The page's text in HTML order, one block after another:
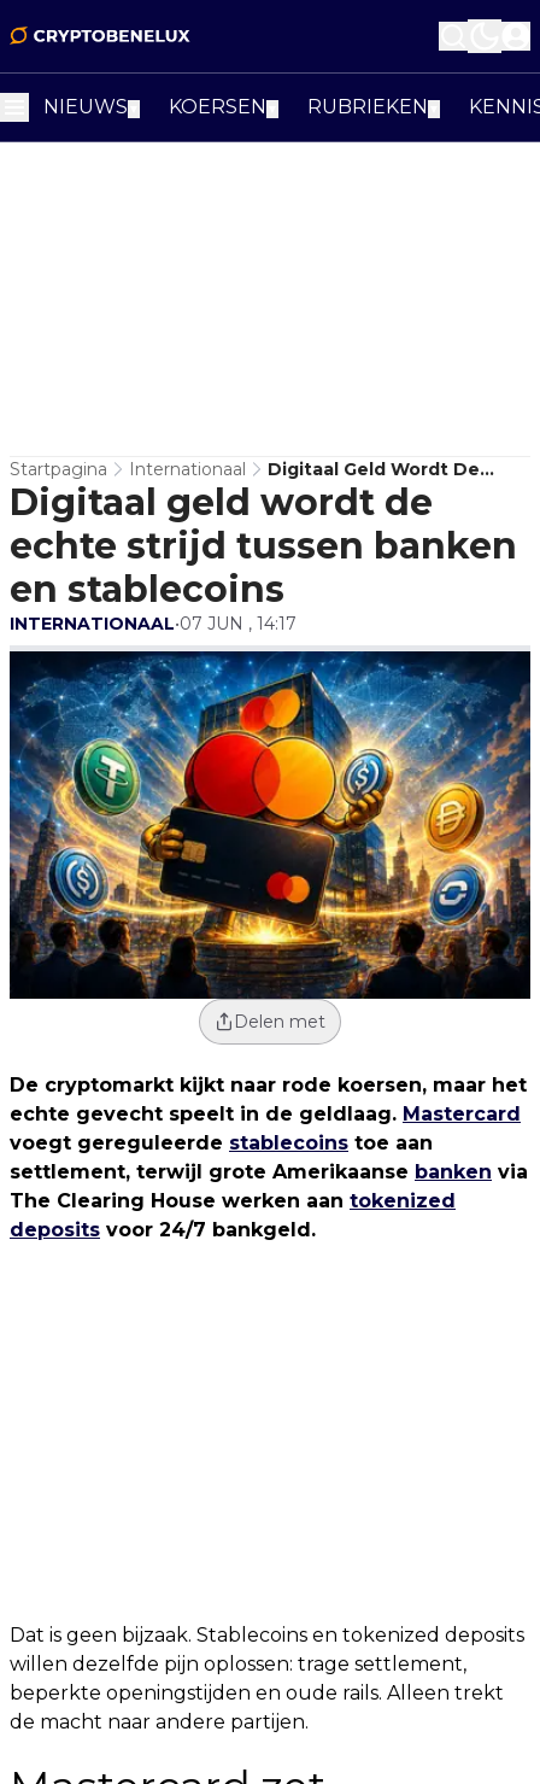
NIEUWS KOERSEN RUBRIEKEN
Startpagina Internationaal
Digitaal Geld Wordt De
Echte Strijd Tussen Banken
En Stablecoins
Digitaal geld wordt de
echte strijd tussen banken
en stablecoins
INTERNATIONAAL•07 JUN , 14:17
Delen met
De cryptomarkt kijkt naar rode koersen, maar het
echte gevecht speelt in de geldlaag. Mastercard
voegt gereguleerde stablecoins toe aan
settlement, terwijl grote Amerikaanse banken via
The Clearing House werken aan tokenized
deposits voor 24/7 bankgeld.
Dat is geen bijzaak. Stablecoins en tokenized deposits
willen dezelfde pijn oplossen: trage settlement,
beperkte openingstijden en oude rails. Alleen trekt
de macht naar andere partijen.